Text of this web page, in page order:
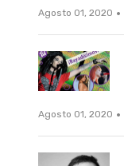
Agosto 01, 2020 ·
Agosto 01, 2020 ·